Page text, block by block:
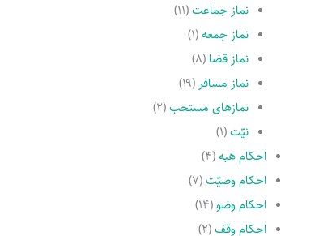
نماز جماعت(۱۱)
نماز جمعه(۱)
نماز قضا(۸)
نماز مسافر (۱۹)
نمازهاى مستحب(۲)
نیّت(۱)
احکام هبه(۴)
احکام وصیّت(۷)
احکام وضو(۱۴)
احکام وقف(۲)